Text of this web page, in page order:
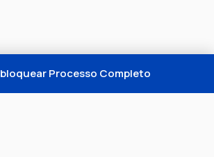
Processo Completo